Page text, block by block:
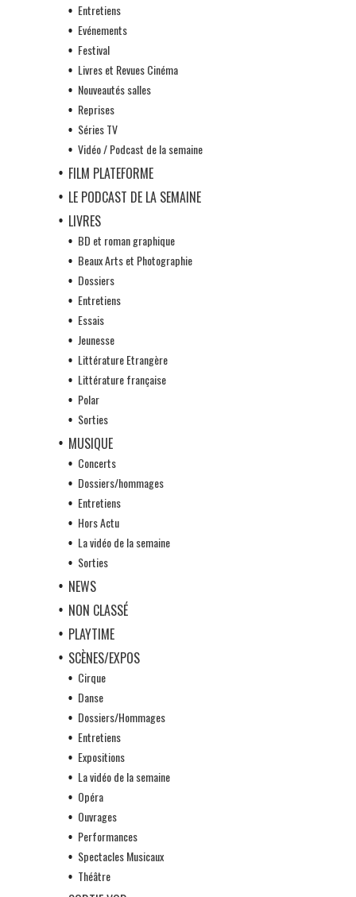
Entretiens
Evénements
Festival
Livres et Revues Cinéma
Nouveautés salles
Reprises
Séries TV
Vidéo / Podcast de la semaine
FILM PLATEFORME
LE PODCAST DE LA SEMAINE
LIVRES
BD et roman graphique
Beaux Arts et Photographie
Dossiers
Entretiens
Essais
Jeunesse
Littérature Etrangère
Littérature française
Polar
Sorties
MUSIQUE
Concerts
Dossiers/hommages
Entretiens
Hors Actu
La vidéo de la semaine
Sorties
NEWS
NON CLASSÉ
PLAYTIME
SCÈNES/EXPOS
Cirque
Danse
Dossiers/Hommages
Entretiens
Expositions
La vidéo de la semaine
Opéra
Ouvrages
Performances
Spectacles Musicaux
Théâtre